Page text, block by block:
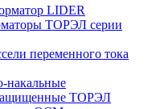
LIDER
ТОРЭЛ серии
переменного тока
накальные
ТОРЭЛ